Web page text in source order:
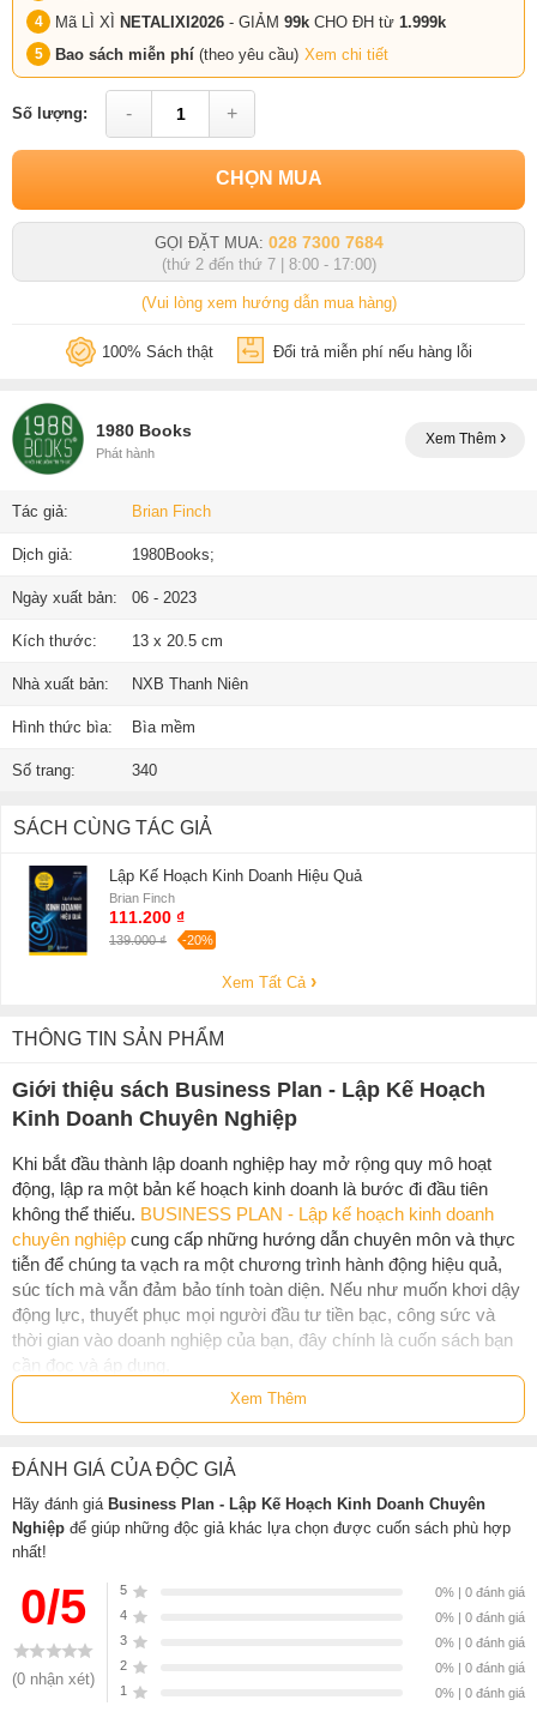
Mã LÌ XÌ NETALIXI2026 - GIẢM 99k CHO ĐH từ 1.999k
Bao sách miễn phí (theo yêu cầu) Xem chi tiết
Số lượng: - +
CHỌN MUA
GỌI ĐẶT MUA: 028 7300 7684
(thứ 2 đến thứ 7 | 8:00 - 17:00)
(Vui lòng xem hướng dẫn mua hàng)
100% Sách thật Đổi trả miễn phí nếu hàng lỗi
1980 Books
Phát hành
Xem Thêm
Tác giả: Brian Finch
Dịch giả: 1980Books;
Ngày xuất bản: 06 - 2023
Kích thước: 13 x 20.5 cm
Nhà xuất bản: NXB Thanh Niên
Hình thức bìa: Bìa mềm
Số trang: 340
SÁCH CÙNG TÁC GIẢ
Lập Kế Hoạch Kinh Doanh Hiệu Quả
Brian Finch
111.200 ₫
139.000 ₫ -20%
Xem Tất Cả
THÔNG TIN SẢN PHẨM
Giới thiệu sách Business Plan - Lập Kế Hoạch
Kinh Doanh Chuyên Nghiệp
Khi bắt đầu thành lập doanh nghiệp hay mở rộng quy mô hoạt
động, lập ra một bản kế hoạch kinh doanh là bước đi đầu tiên
không thể thiếu. BUSINESS PLAN - Lập kế hoạch kinh doanh
chuyên nghiệp cung cấp những hướng dẫn chuyên môn và thực
tiễn để chúng ta vạch ra một chương trình hành động hiệu quả,
súc tích mà vẫn đảm bảo tính toàn diện. Nếu như muốn khơi dậy
động lực, thuyết phục mọi người đầu tư tiền bạc, công sức và
thời gian vào doanh nghiệp của bạn, đây chính là cuốn sách bạn
cần đọc và áp dụng.
Bản kế hoạch kinh doanh càng được chuẩn bị kỹ lưỡng và lôi
khách hàng tiềm năng. Thông qua những hướng dẫn từng bước
và các ví dụ cụ thể, tác giả Brian Finch sẽ trợ giúp bạn xây dựng
một bản kế hoạch kinh doanh thu hút mọi tổ chức tài chính,
thuyết phục họ đầu tư và hỗ trợ bạn trong công cuộc mở rộng
kinh doanh. Thông qua cuốn sách, bạn sẽ biết cách:
Tạo ra bản kế hoạch kinh doanh hoàn chỉnh
Xây dựng chiến lược hoạt động cho doanh nghiệp
Đưa ra dự báo kinh doanh sát với thực tế thị trường
Làm rõ các thông tin tài chính quan trọng
Xem Thêm
ĐÁNH GIÁ CỦA ĐỘC GIẢ
Hãy đánh giá Business Plan - Lập Kế Hoạch Kinh Doanh Chuyên
Nghiệp để giúp những độc giả khác lựa chọn được cuốn sách phù hợp
nhất!
0/5
(0 nhận xét)
5
0% | 0 đánh giá
4
0% | 0 đánh giá
3
0% | 0 đánh giá
2
0% | 0 đánh giá
1
0% | 0 đánh giá